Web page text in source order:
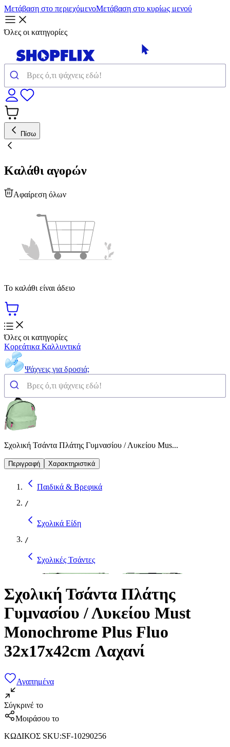
Μετάβαση στο περιεχόμενοΜετάβαση στο κυρίως μενού
Όλες οι κατηγορίες
Πίσω
Καλάθι αγορών
Αφαίρεση όλων
Το καλάθι είναι άδειο
Όλες οι κατηγορίες
Κορεάτικα Καλλυντικά
Ψάχνεις για δροσιά;
Σχολική Τσάντα Πλάτης Γυμνασίου / Λυκείου Mus...
Περιγραφή Χαρακτηριστικά
Παιδικά & Βρεφικά
/
Σχολικά Είδη
/
Σχολικές Τσάντες
Σχολική Τσάντα Πλάτης
Γυμνασίου / Λυκείου Must
Monochrome Plus Fluo
32x17x42cm Λαχανί
Αγαπημένα
Σύγκρινέ το
Μοιράσου το
ΚΩΔΙΚΟΣ SKU:SF-10290256